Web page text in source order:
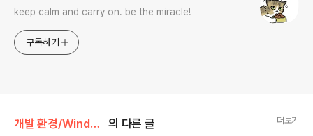
keep calm and carry on. be the miracle!
구독하기
개발 환경/Window 의 다른 글 더보기